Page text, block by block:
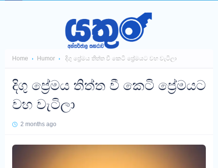
Home Humor දිගු ප්‍රේමය තිත්ත වී කෙටි ප්‍රේමයට වහ වැටිලා
දිගු ප්‍රේමය තිත්ත වී කෙටි ප්‍රේමයට
වහ වැටිලා
2 months ago